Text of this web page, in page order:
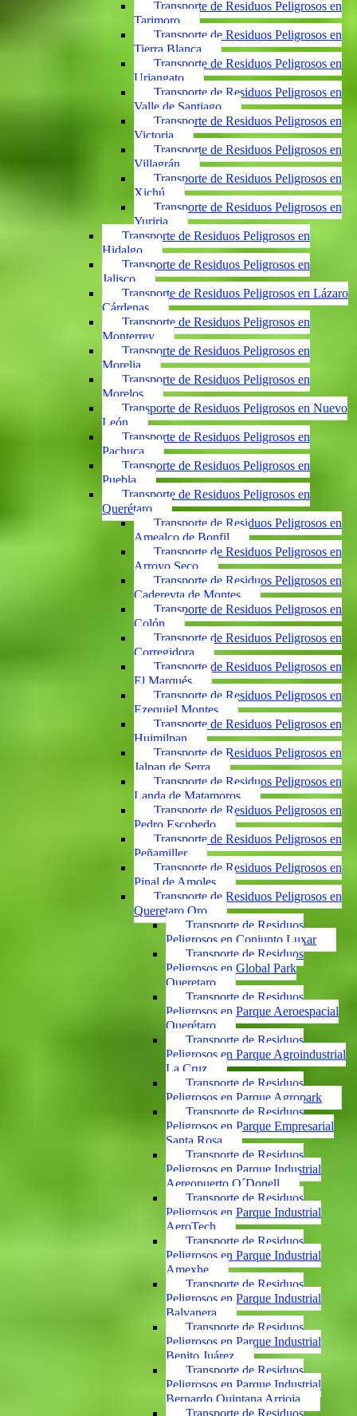
Transporte de Residuos Peligrosos en
Tarimoro
Transporte de Residuos Peligrosos en
Tierra Blanca
Transporte de Residuos Peligrosos en
Uriangato
Transporte de Residuos Peligrosos en
Valle de Santiago
Transporte de Residuos Peligrosos en
Victoria
Transporte de Residuos Peligrosos en
Villagrán
Transporte de Residuos Peligrosos en
Xichú
Transporte de Residuos Peligrosos en
Yuriria
Transporte de Residuos Peligrosos en
Hidalgo
Transporte de Residuos Peligrosos en
Jalisco
Transporte de Residuos Peligrosos en Lázaro
Cárdenas
Transporte de Residuos Peligrosos en
Monterrey
Transporte de Residuos Peligrosos en
Morelia
Transporte de Residuos Peligrosos en
Morelos
Transporte de Residuos Peligrosos en Nuevo
León
Transporte de Residuos Peligrosos en
Pachuca
Transporte de Residuos Peligrosos en
Puebla
Transporte de Residuos Peligrosos en
Querétaro
Transporte de Residuos Peligrosos en
Amealco de Bonfil
Transporte de Residuos Peligrosos en
Arroyo Seco
Transporte de Residuos Peligrosos en
Cadereyta de Montes
Transporte de Residuos Peligrosos en
Colón
Transporte de Residuos Peligrosos en
Corregidora
Transporte de Residuos Peligrosos en
El Marqués
Transporte de Residuos Peligrosos en
Ezequiel Montes
Transporte de Residuos Peligrosos en
Huimilpan
Transporte de Residuos Peligrosos en
Jalpan de Serra
Transporte de Residuos Peligrosos en
Landa de Matamoros
Transporte de Residuos Peligrosos en
Pedro Escobedo
Transporte de Residuos Peligrosos en
Peñamiller
Transporte de Residuos Peligrosos en
Pinal de Amoles
Transporte de Residuos Peligrosos en
Queretaro Qro
Transporte de Residuos
Peligrosos en Conjunto Luxar
Transporte de Residuos
Peligrosos en Global Park
Queretaro
Transporte de Residuos
Peligrosos en Parque Aeroespacial
Querétaro
Transporte de Residuos
Peligrosos en Parque Agroindustrial
La Cruz
Transporte de Residuos
Peligrosos en Parque Agropark
Transporte de Residuos
Peligrosos en Parque Empresarial
Santa Rosa
Transporte de Residuos
Peligrosos en Parque Industrial
Aereopuerto O´Donell
Transporte de Residuos
Peligrosos en Parque Industrial
AeroTech
Transporte de Residuos
Peligrosos en Parque Industrial
Amexhe
Transporte de Residuos
Peligrosos en Parque Industrial
Balvanera
Transporte de Residuos
Peligrosos en Parque Industrial
Benito Juárez
Transporte de Residuos
Peligrosos en Parque Industrial
Bernardo Quintana Arrioja
Transporte de Residuos